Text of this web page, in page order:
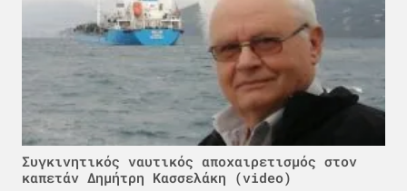
Συγκινητικός ναυτικός αποχαιρετισμός στον
καπετάν Δημήτρη Κασσελάκη (video)